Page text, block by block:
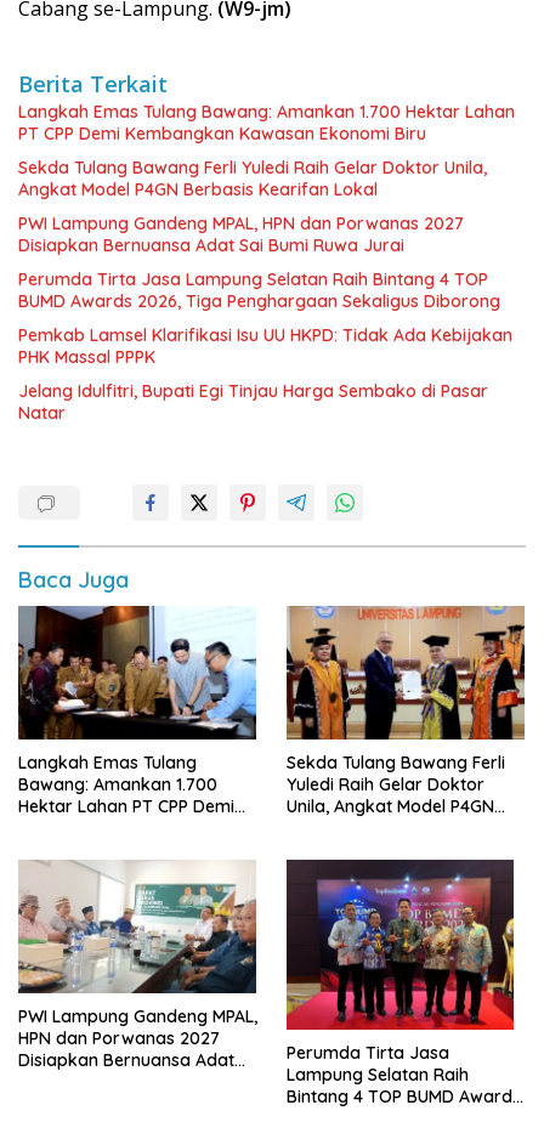
Cabang se-Lampung. (W9-jm)
Berita Terkait
Langkah Emas Tulang Bawang: Amankan 1.700 Hektar Lahan
PT CPP Demi Kembangkan Kawasan Ekonomi Biru
Sekda Tulang Bawang Ferli Yuledi Raih Gelar Doktor Unila,
Angkat Model P4GN Berbasis Kearifan Lokal
PWI Lampung Gandeng MPAL, HPN dan Porwanas 2027
Disiapkan Bernuansa Adat Sai Bumi Ruwa Jurai
Perumda Tirta Jasa Lampung Selatan Raih Bintang 4 TOP
BUMD Awards 2026, Tiga Penghargaan Sekaligus Diborong
Pemkab Lamsel Klarifikasi Isu UU HKPD: Tidak Ada Kebijakan
PHK Massal PPPK
Jelang Idulfitri, Bupati Egi Tinjau Harga Sembako di Pasar
Natar
Baca Juga
Langkah Emas Tulang
Bawang: Amankan 1.700
Hektar Lahan PT CPP Demi
Sekda Tulang Bawang Ferli
Yuledi Raih Gelar Doktor
Unila, Angkat Model P4GN
PWI Lampung Gandeng MPAL,
HPN dan Porwanas 2027
Disiapkan Bernuansa Adat
Perumda Tirta Jasa
Lampung Selatan Raih
Bintang 4 TOP BUMD Awards